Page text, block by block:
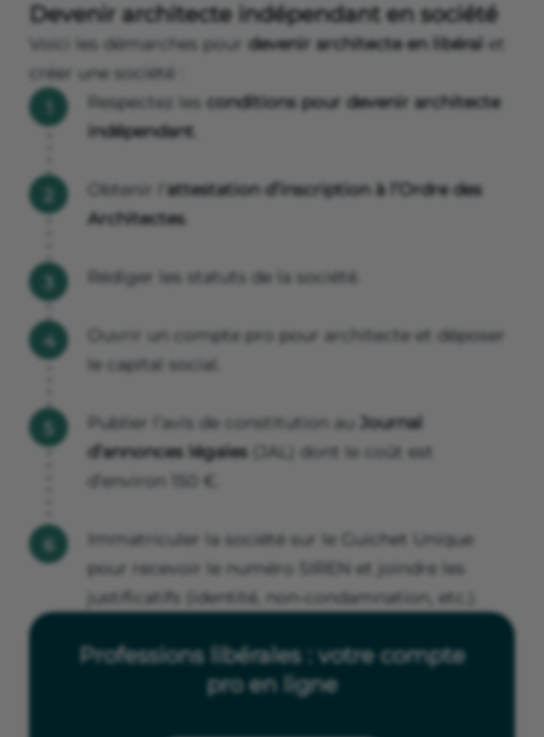
Devenir architecte indépendant en société
Voici les démarches pour devenir architecte en libéral et
créer une société :
Respectez les conditions pour devenir architecte
indépendant
Obtenir l’ attestation d’inscription à l’Ordre des
Architectes.
Rédiger les statuts de la société.
Ouvrir un compte pro pour architecte et déposer
le capital social.
Publier l’avis de constitution au Journal
d’annonces légales (JAL) dont le coût est
d’environ 150 €.
Immatriculer la société sur le Guichet Unique
pour recevoir le numéro SIREN et joindre les
justificatifs (identité, non-condamnation, etc.).
Professions libérales : votre compte
pro en ligne